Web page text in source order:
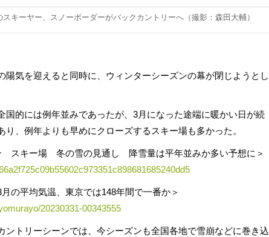
キーヤー、スノーボーダーがバックカントリーへ（撮影：森田大輔）
気を迎えると同時に、ウィンターシーズンの幕が閉じようとし
的には例年並みであったが、3月になった途端に暖かい日が続
り、例年よりも早めにクローズするスキー場も多かった。
スキー場 冬の雪の見通し 降雪量は平年並みか多い予想に＞
の平均気温、東京では148年間で一番か＞
20230331-00343555
トリーシーンでは、今シーズンも全国各地で雪崩などに巻き込